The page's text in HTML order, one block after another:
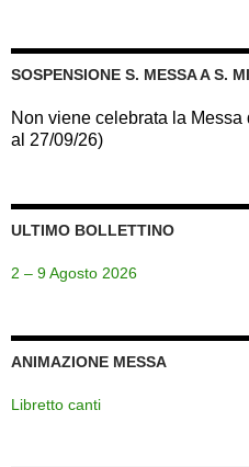
SOSPENSIONE S. MESSA A S.
Non viene celebrata la
al 27/09/26)
ULTIMO BOLLETTINO
2 – 9 Agosto 2026
ANIMAZIONE MESSA
Libretto canti